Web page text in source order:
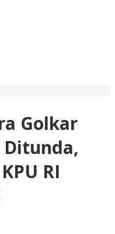
Pleno
Golkar
Lampung
Ditunda,
Praktisi
Hukum:
KPU
Golkar
RI